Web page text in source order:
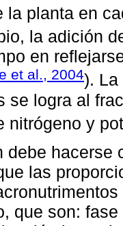
la planta en
la adición
en
et al., 2004). La
se logra al
nitrógeno y
debe hacerse
las
que son: